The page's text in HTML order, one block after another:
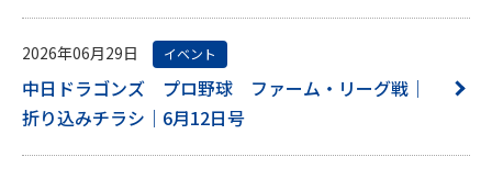
2026年06月29日 イベント
中日ドラゴンズ プロ野球 ファーム・リーグ戦｜
折り込みチラシ｜6月12日号